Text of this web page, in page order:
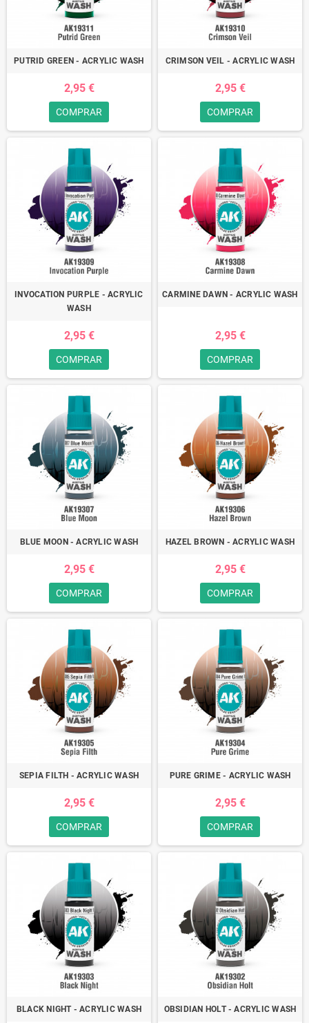
PUTRID GREEN - ACRYLIC WASH
2,95 €
COMPRAR
CRIMSON VEIL - ACRYLIC WASH
2,95 €
COMPRAR
INVOCATION PURPLE - ACRYLIC
WASH
2,95 €
COMPRAR
CARMINE DAWN - ACRYLIC WASH
2,95 €
COMPRAR
BLUE MOON - ACRYLIC WASH
2,95 €
COMPRAR
HAZEL BROWN - ACRYLIC WASH
2,95 €
COMPRAR
SEPIA FILTH - ACRYLIC WASH
2,95 €
COMPRAR
PURE GRIME - ACRYLIC WASH
2,95 €
COMPRAR
BLACK NIGHT - ACRYLIC WASH OBSIDIAN HOLT - ACRYLIC WASH